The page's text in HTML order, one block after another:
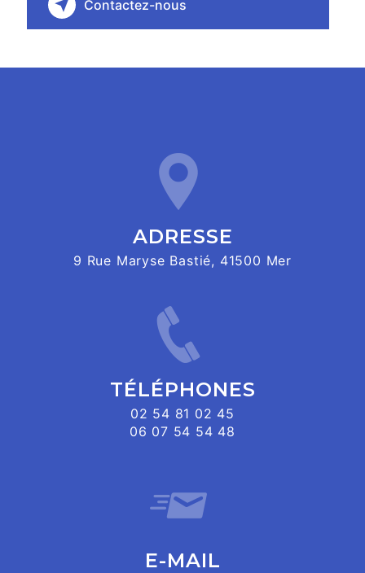
Contactez-nous
ADRESSE
9 Rue Maryse Bastié, 41500 Mer
TÉLÉPHONES
02 54 81 02 45
06 07 54 54 48
E-MAIL